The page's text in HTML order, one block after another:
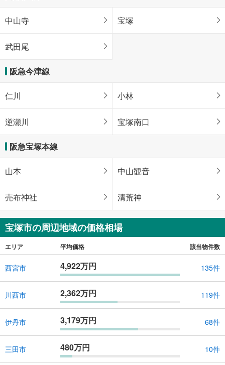
中山寺 宝塚
武田尾
阪急今津線
仁川 小林
逆瀬川 宝塚南口
阪急宝塚本線
山本 中山観音
売布神社 清荒神
宝塚市の周辺地域の価格相場
エリア 平均価格 該当物件数
西宮市 4,922万円 135件
川西市 2,362万円 119件
伊丹市 3,179万円 68件
三田市 480万円 10件